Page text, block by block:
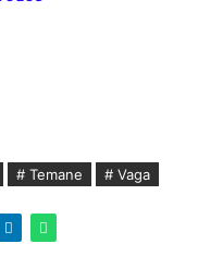
# Temane # Vaga